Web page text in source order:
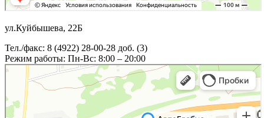
ул.Куйбышева, 22Б
Тел./факс: 8 (4922) 28-00-28 доб. (3)
Режим работы: Пн-Вс: 8:00 – 20:00